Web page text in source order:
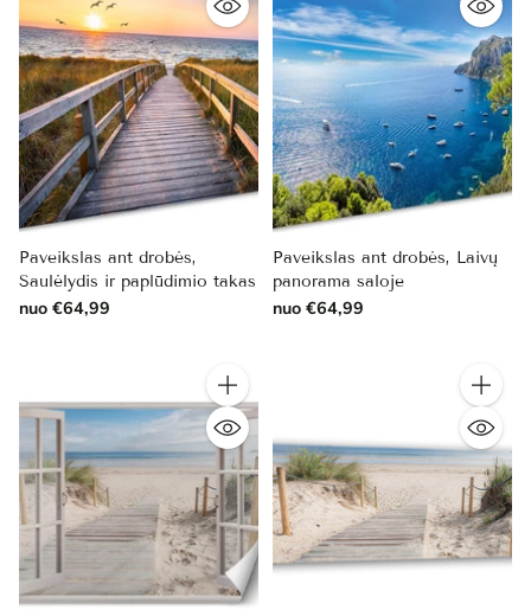
Paveikslas ant drobės,
Saulėlydis ir paplūdimio takas
nuo €64,99
Paveikslas ant drobės, Laivų
panorama saloje
nuo €64,99
Kiekis Kiekis